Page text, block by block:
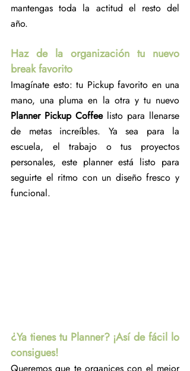
mantengas toda la actitud el resto del
año.
Haz de la organización tu nuevo
break favorito
Imagínate esto: tu Pickup favorito en una
Planner Pickup Coffee listo para llenarse
de metas increíbles. Ya sea para la
escuela, el trabajo o tus proyectos
personales, este planner está listo para
seguirte el ritmo con un diseño fresco y
funcional.
¿Ya tienes tu Planner? ¡Así de fácil lo
consigues!